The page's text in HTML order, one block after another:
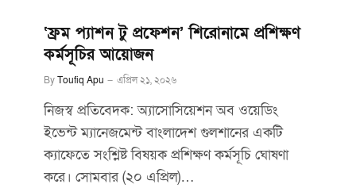
‘ফ্রম প্যাশন টু প্রফেশন’ শিরোনামে প্রশিক্ষণ
কর্মসূচির আয়োজন
ByToufiq Apu এপ্রিল ২১, ২০২৬
নিজস্ব প্রতিবেদক: অ্যাসোসিয়েশন অব ওয়েডিং
ইভেন্ট ম্যানেজমেন্ট বাংলাদেশ গুলশানের একটি
ক্যাফেতে সংশ্লিষ্ট বিষয়ক প্রশিক্ষণ কর্মসূচি ঘোষণা
করে। সোমবার (২০ এপ্রিল)…